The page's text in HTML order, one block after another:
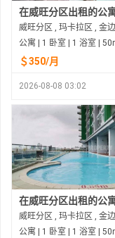
在威旺分区出租的公
威旺分区 , 玛卡拉区 , 金
公寓 | 1 卧室 | 1 浴室 |
＄350/月
2026-08-08 03:02
在威旺分区出租的公
威旺分区 , 玛卡拉区 , 金
公寓 | 1 卧室 | 1 浴室 |